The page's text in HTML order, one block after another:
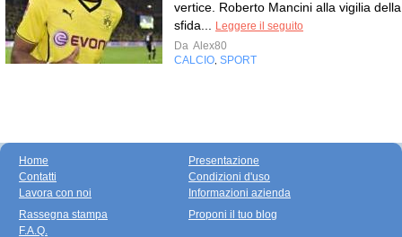
vertice. Roberto Mancini alla vigilia della
sfida... Leggere il seguito
Da Alex80
CALCIO, SPORT
Home
Contatti
Lavora con noi
Presentazione
Condizioni d'uso
Informazioni azienda
Rassegna stampa
F.A.Q.
Proponi il tuo blog